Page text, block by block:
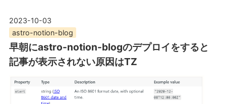
2023-10-03
astro-notion-blog
早朝にastro-notion-blogのデプロイをすると
記事が表示されない原因はTZ